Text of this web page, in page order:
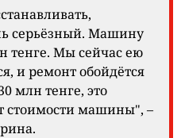
серьёзный. Машину
тенге. Мы сейчас ею
и ремонт обойдётся
млн тенге, это
стоимости машины", –